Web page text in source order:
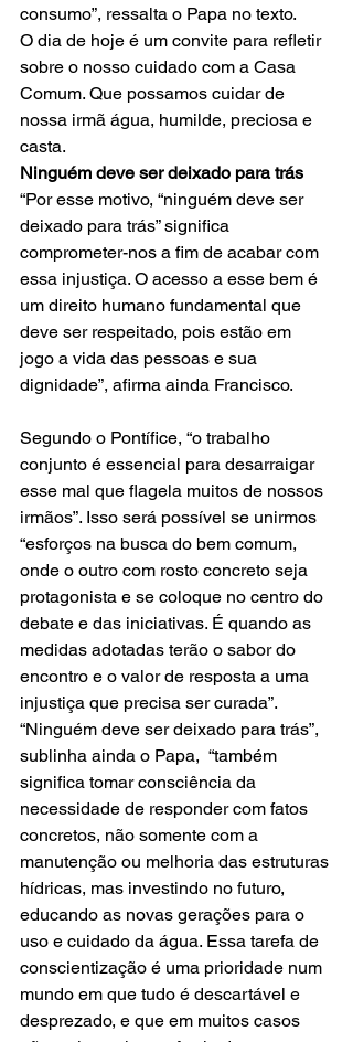
consumo”, ressalta o Papa no texto.
O dia de hoje é um convite para refletir
sobre o nosso cuidado com a Casa
Comum. Que possamos cuidar de
nossa irmã água, humilde, preciosa e
casta.
Ninguém deve ser deixado para trás
“Por esse motivo, “ninguém deve ser
deixado para trás” significa
comprometer-nos a fim de acabar com
essa injustiça. O acesso a esse bem é
um direito humano fundamental que
deve ser respeitado, pois estão em
jogo a vida das pessoas e sua
dignidade”, afirma ainda Francisco.
Segundo o Pontífice, “o trabalho
conjunto é essencial para desarraigar
esse mal que flagela muitos de nossos
irmãos”. Isso será possível se unirmos
“esforços na busca do bem comum,
onde o outro com rosto concreto seja
protagonista e se coloque no centro do
debate e das iniciativas. É quando as
medidas adotadas terão o sabor do
encontro e o valor de resposta a uma
injustiça que precisa ser curada”.
“Ninguém deve ser deixado para trás”,
sublinha ainda o Papa,  “também
significa tomar consciência da
necessidade de responder com fatos
concretos, não somente com a
manutenção ou melhoria das estruturas
hídricas, mas investindo no futuro,
educando as novas gerações para o
uso e cuidado da água. Essa tarefa de
conscientização é uma prioridade num
mundo em que tudo é descartável e
desprezado, e que em muitos casos